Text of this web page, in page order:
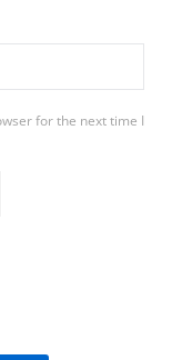
for the next time I